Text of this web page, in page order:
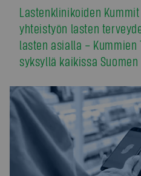
Lastenklinikoiden
yhteistyön lasten
lasten asialla –
syksyllä kaikissa